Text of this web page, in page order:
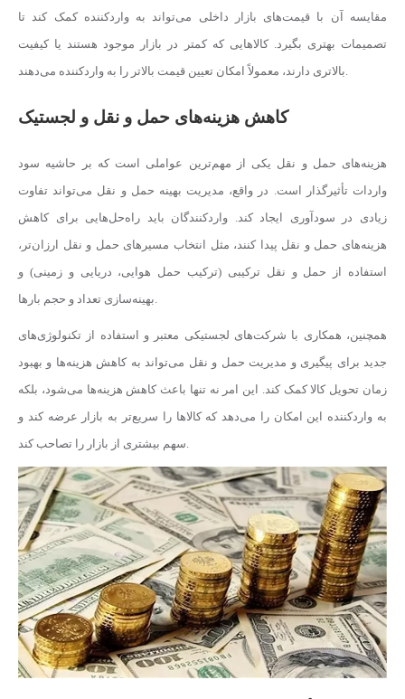
مقایسه آن با قیمت‌های بازار داخلی می‌تواند به واردکننده کمک کند تا
تصمیمات بهتری بگیرد. کالاهایی که کمتر در بازار موجود هستند یا کیفیت
کاهش هزینه‌های حمل و نقل و لجستیک
هزینه‌های حمل و نقل یکی از مهم‌ترین عواملی است که بر حاشیه سود
واردات تأثیرگذار است. در واقع، مدیریت بهینه حمل و نقل می‌تواند تفاوت
زیادی در سودآوری ایجاد کند. واردکنندگان باید راه‌حل‌هایی برای کاهش
هزینه‌های حمل و نقل پیدا کنند، مثل انتخاب مسیرهای حمل و نقل ارزان‌تر،
استفاده از حمل و نقل ترکیبی (ترکیب حمل هوایی، دریایی و زمینی) و
همچنین، همکاری با شرکت‌های لجستیکی معتبر و استفاده از تکنولوژی‌های
جدید برای پیگیری و مدیریت حمل و نقل می‌تواند به کاهش هزینه‌ها و بهبود
زمان تحویل کالا کمک کند. این امر نه تنها باعث کاهش هزینه‌ها می‌شود، بلکه
به واردکننده این امکان را می‌دهد که کالاها را سریع‌تر به بازار عرضه کند و